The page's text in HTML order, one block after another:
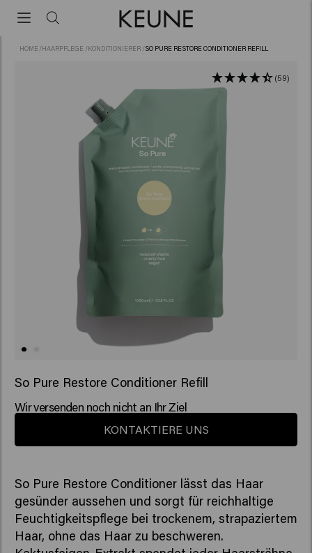
HOME /HAARPFLEGE /KONDITIONIERER /SO PURE RESTORE CONDITIONER REFILL
(59)
So Pure Restore Conditioner Refill
Wir versenden noch nicht an Ihr Ziel
KONTAKTIERE UNS
So Pure Restore Conditioner lässt das Haar
gesünder aussehen und sorgt für reichhaltige
Feuchtigkeitspflege bei trockenem, strapaziertem
Haar, ohne das Haar zu beschweren.